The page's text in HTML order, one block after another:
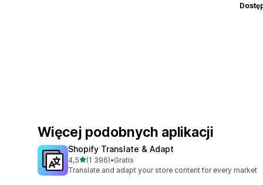
Więcej podobnych aplikacji
Shopify Translate & Adapt
4,5na 5 gwiazdek
(1 396)
Łączna liczba recenzji: 1396
•Gratis
Translate and adapt your store content for every market